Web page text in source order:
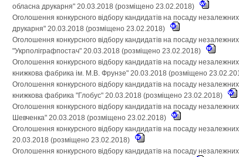
обласна друкарня" 20.03.2018 (розміщено 23.02.2018)
Оголошення конкурсного відбору кандидатів на посаду
друкарня" 20.03.2018 (розміщено 23.02.2018)
Оголошення конкурсного відбору кандидатів на посаду
"Укрполіграфпостач" 20.03.2018 (розміщено 23.02.2018)
Оголошення конкурсного відбору кандидатів на посаду
книжкова фабрика ім. М.В. Фрунзе" 20.03.2018 (розміщено
Оголошення конкурсного відбору кандидатів на посаду
книжкова фабрика "Глобус" 20.03.2018 (розміщено 23.02.2018)
Оголошення конкурсного відбору кандидатів на посаду
Шевченка" 20.03.2018 (розміщено 23.02.2018)
Оголошення конкурсного відбору кандидатів на посаду
20.03.2018 (розміщено 23.02.2018)
Оголошення конкурсного відбору кандидатів на посаду